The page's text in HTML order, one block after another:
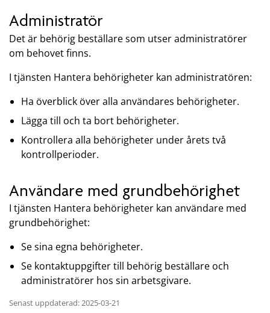
Administratör
Det är behörig beställare som utser administratörer
om behovet finns.
I tjänsten Hantera behörigheter kan administratören:
Ha överblick över alla användares behörigheter.
Lägga till och ta bort behörigheter.
Kontrollera alla behörigheter under årets två
kontrollperioder.
Användare med grundbehörighet
I tjänsten Hantera behörigheter kan användare med
grundbehörighet:
Se sina egna behörigheter.
Se kontaktuppgifter till behörig beställare och
administratörer hos sin arbetsgivare.
Senast uppdaterad: 2025-03-21